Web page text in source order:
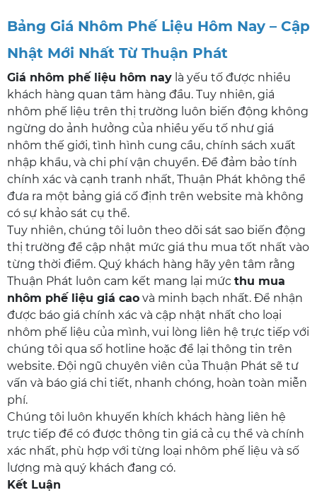
Bảng Giá Nhôm Phế Liệu Hôm Nay – Cập
Nhật Mới Nhất Từ Thuận Phát
Giá nhôm phế liệu hôm nay là yếu tố được nhiều
khách hàng quan tâm hàng đầu. Tuy nhiên, giá
nhôm phế liệu trên thị trường luôn biến động không
ngừng do ảnh hưởng của nhiều yếu tố như giá
nhôm thế giới, tình hình cung cầu, chính sách xuất
nhập khẩu, và chi phí vận chuyển. Để đảm bảo tính
chính xác và cạnh tranh nhất, Thuận Phát không thể
đưa ra một bảng giá cố định trên website mà không
có sự khảo sát cụ thể.
Tuy nhiên, chúng tôi luôn theo dõi sát sao biến động
thị trường để cập nhật mức giá thu mua tốt nhất vào
từng thời điểm. Quý khách hàng hãy yên tâm rằng
Thuận Phát luôn cam kết mang lại mức thu mua
nhôm phế liệu giá cao và minh bạch nhất. Để nhận
được báo giá chính xác và cập nhật nhất cho loại
nhôm phế liệu của mình, vui lòng liên hệ trực tiếp với
chúng tôi qua số hotline hoặc để lại thông tin trên
website. Đội ngũ chuyên viên của Thuận Phát sẽ tư
vấn và báo giá chi tiết, nhanh chóng, hoàn toàn miễn
phí.
Chúng tôi luôn khuyến khích khách hàng liên hệ
trực tiếp để có được thông tin giá cả cụ thể và chính
xác nhất, phù hợp với từng loại nhôm phế liệu và số
lượng mà quý khách đang có.
Kết Luận